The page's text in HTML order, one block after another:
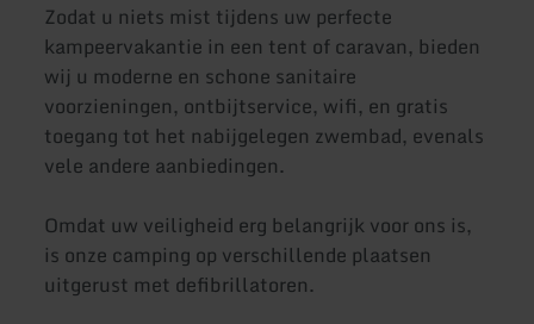
Zodat u niets mist tijdens uw perfecte
kampeervakantie in een tent of caravan, bieden
wij u moderne en schone sanitaire
voorzieningen, ontbijtservice, wifi, en gratis
toegang tot het nabijgelegen zwembad, evenals
vele andere aanbiedingen.
Omdat uw veiligheid erg belangrijk voor ons is,
is onze camping op verschillende plaatsen
uitgerust met defibrillatoren.